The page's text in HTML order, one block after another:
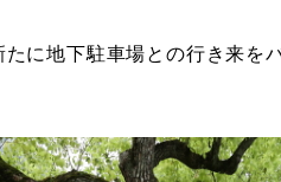
に地下駐車場との行き来を